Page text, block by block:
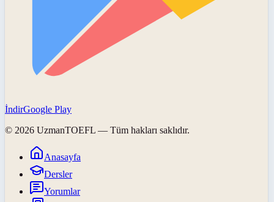
İndirGoogle Play
© 2026 UzmanTOEFL — Tüm hakları saklıdır.
Anasayfa
Dersler
Yorumlar